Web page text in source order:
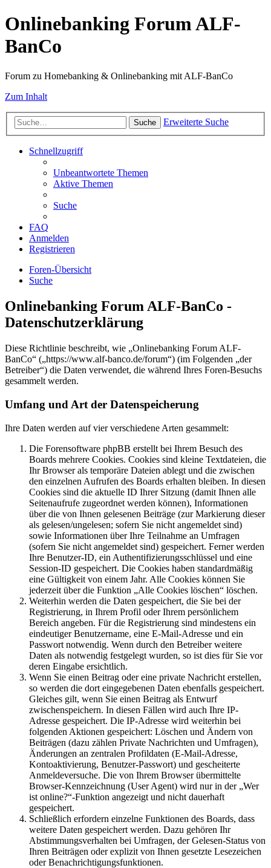
Onlinebanking Forum ALF-
BanCo
Forum zu Homebanking & Onlinebanking mit ALF-BanCo
Zum Inhalt
Suche Erweiterte Suche
Schnellzugriff
Unbeantwortete Themen
Aktive Themen
Suche
FAQ
Anmelden
Registrieren
Foren-Übersicht
Suche
Onlinebanking Forum ALF-BanCo -
Datenschutzerklärung
Diese Richtlinie beschreibt, wie „Onlinebanking Forum ALF-
BanCo“ („https://www.alf-banco.de/forum“) (im Folgenden „der
Betreiber“) die Daten verwendet, die während Ihres Foren-Besuchs
gesammelt werden.
Umfang und Art der Datenspeicherung
Ihre Daten werden auf vier verschiedene Arten gesammelt:
Die Forensoftware phpBB erstellt bei Ihrem Besuch des
Boards mehrere Cookies. Cookies sind kleine Textdateien, die
Ihr Browser als temporäre Dateien ablegt und die zwischen
den einzelnen Aufrufen des Boards erhalten bleiben. In diesen
Cookies sind die aktuelle ID Ihrer Sitzung (damit Ihnen alle
Seitenaufrufe zugeordnet werden können), Informationen
über die von Ihnen gelesenen Beiträge (zur Markierung dieser
als gelesen/ungelesen; sofern Sie nicht angemeldet sind)
sowie Informationen über Ihre Teilnahme an Umfragen
(sofern Sie nicht angemeldet sind) gespeichert. Ferner werden
Ihre Benutzer-ID, ein Authentifizierungsschlüssel und eine
Session-ID gespeichert. Die Cookies haben standardmäßig
eine Gültigkeit von einem Jahr. Alle Cookies können Sie
jederzeit über die Funktion „Alle Cookies löschen“ löschen.
Weiterhin werden die Daten gespeichert, die Sie bei der
Registrierung, in Ihrem Profil oder Ihrem persönlichem
Bereich angeben. Für die Registrierung sind mindestens ein
eindeutiger Benutzername, eine E-Mail-Adresse und ein
Passwort notwendig. Wenn durch den Betreiber weitere
Daten als notwendig festgelegt wurden, so ist dies für Sie vor
deren Eingabe ersichtlich.
Wenn Sie einen Beitrag oder eine private Nachricht erstellen,
so werden die dort eingegebenen Daten ebenfalls gespeichert.
Gleiches gilt, wenn Sie einen Beitrag als Entwurf
zwischenspeichern. In diesen Fällen wird auch Ihre IP-
Adresse gespeichert. Die IP-Adresse wird weiterhin bei
folgenden Aktionen gespeichert: Löschen und Ändern von
Beiträgen (dazu zählen Private Nachrichten und Umfragen),
Änderungen an zentralen Profildaten (E-Mail-Adresse,
Kontoaktivierung, Benutzer-Passwort) und gescheiterte
Anmeldeversuche. Die von Ihrem Browser übermittelte
Browser-Kennzeichnung (User Agent) wird nur in der „Wer
ist online?“-Funktion angezeigt und nicht dauerhaft
gespeichert.
Schließlich erfordern einzelne Funktionen des Boards, dass
weitere Daten gespeichert werden. Dazu gehören Ihr
Abstimmungsverhalten bei Umfragen, der Gelesen-Status von
Ihren Beiträgen oder explizit von Ihnen gesetzte Lesezeichen
oder Benachrichtigungsfunktionen.